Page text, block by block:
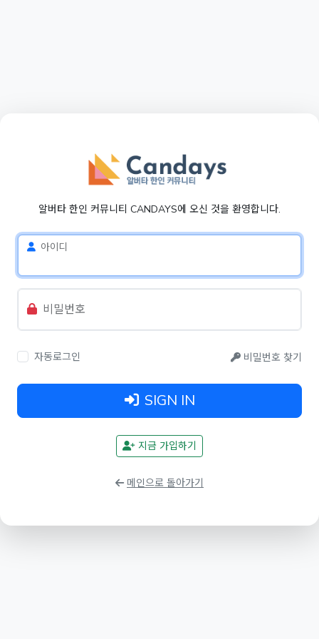
알버타 한인 커뮤니티 CANDAYS에 오신 것을 환영합니다.
아이디
비밀번호
자동로그인 비밀번호 찾기
SIGN IN
지금 가입하기
메인으로 돌아가기